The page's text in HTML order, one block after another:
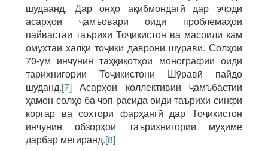
шудаанд. Дар онҳо ақибмондагӣ дар эҷоди
асарҳои ҷамъоварӣ оиди проблемаҳои
пайвастаи таърихи Тоҷикистон ва масоили кам
омӯхтаи халқи тоҷики даврони шӯравӣ. Солҳои
70-ум инчунин таҳқиқотҳои монографии оиди
тарихнигории Тоҷикистони Шӯравӣ пайдо
шуданд.[7] Асарҳои коллективии ҷамъбастии
ҳамон солҳо ба чоп расида оиди таърихи синфи
коргар ва сохтори фарҳангӣ дар Тоҷикистон
инчунин обзорҳои таърихнигории муҳиме
дарбар мегиранд.[8]